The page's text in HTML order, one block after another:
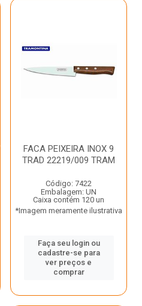
FACA PEIXEIRA INOX 9
TRAD 22219/009 TRAM
Código: 7422
Embalagem: UN
Caixa contém 120 un
*Imagem meramente ilustrativa
Faça seu login ou
cadastre-se para
ver preços e
comprar